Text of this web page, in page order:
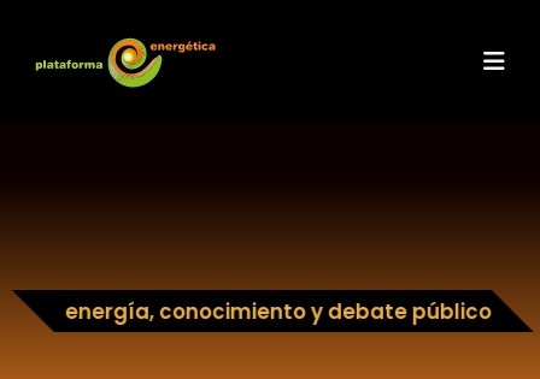
energía, conocimiento y debate público